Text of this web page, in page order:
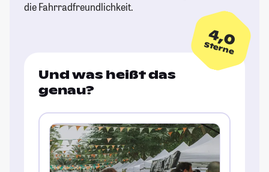
die Fahrradfreundlichkeit.
4,0
Sterne
Und was heißt das
genau?